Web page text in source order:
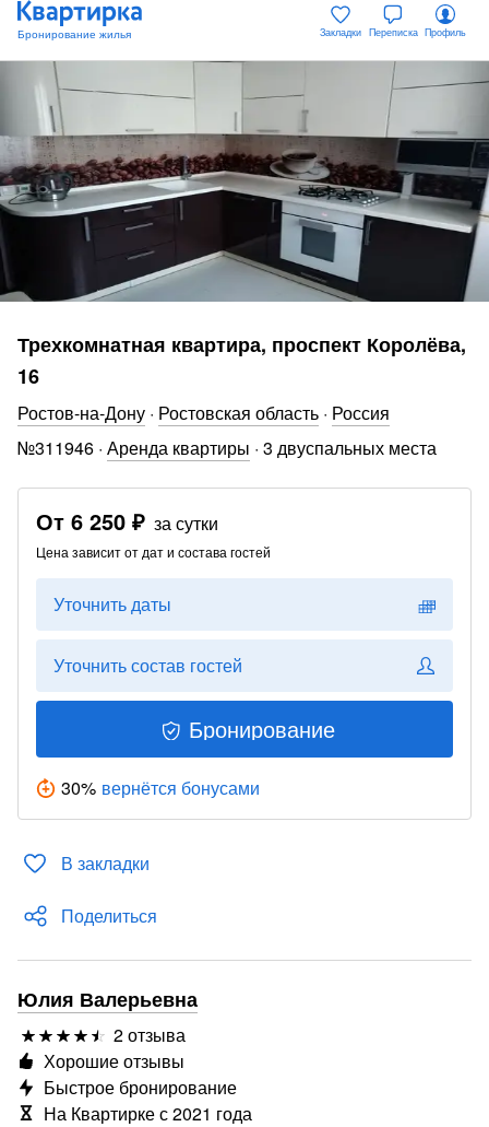
Закладки Переписка Профиль
Трехкомнатная квартира, проспект Королёва,
16
Ростов-на-Дону · Ростовская область · Россия
№311946 · Аренда квартиры · 3 двуспальных места
От 6 250 ₽ за сутки
Цена зависит от дат и состава гостей
Уточнить даты
Уточнить состав гостей
Бронирование
30% вернётся бонусами
В закладки
Поделиться
Юлия Валерьевна
2 отзыва
Хорошие отзывы
Быстрое бронирование
На Квартирке с 2021 года